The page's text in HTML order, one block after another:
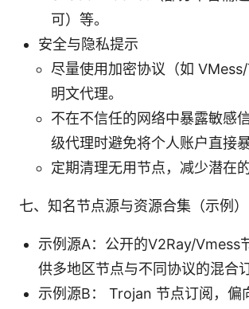
可）等。
安全与隐私提示
尽量使用加密协议（如
明文代理。
不在不信任的网络中暴露敏感
级代理时避免将个人账户直接
定期清理无用节点，减少潜在
七、知名节点源与资源合集（示例）
示例源A：公开的V2Ray/Vmess
供多地区节点与不同协议的混合订
示例源B： Trojan 节点订阅，偏